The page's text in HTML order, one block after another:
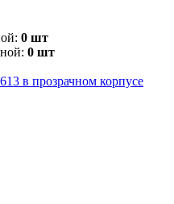
0 шт
0 шт
в прозрачном корпусе